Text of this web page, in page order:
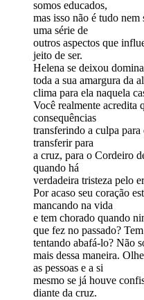
somos educados,
mas isso não é tudo
uma série de
outros aspectos que
jeito de ser.
Helena se deixou
toda a sua amargura da
clima para ela naquela
Você realmente acredita
consequências
transferindo a culpa
transferir para
a cruz, para o Cordeiro
quando há
verdadeira tristeza pelo
Por acaso seu coração
mancando na vida
e tem chorado quando
que fez no passado?
tentando abafá-lo? Não
mais dessa maneira.
as pessoas e a si
mesmo se já houve
diante da cruz.